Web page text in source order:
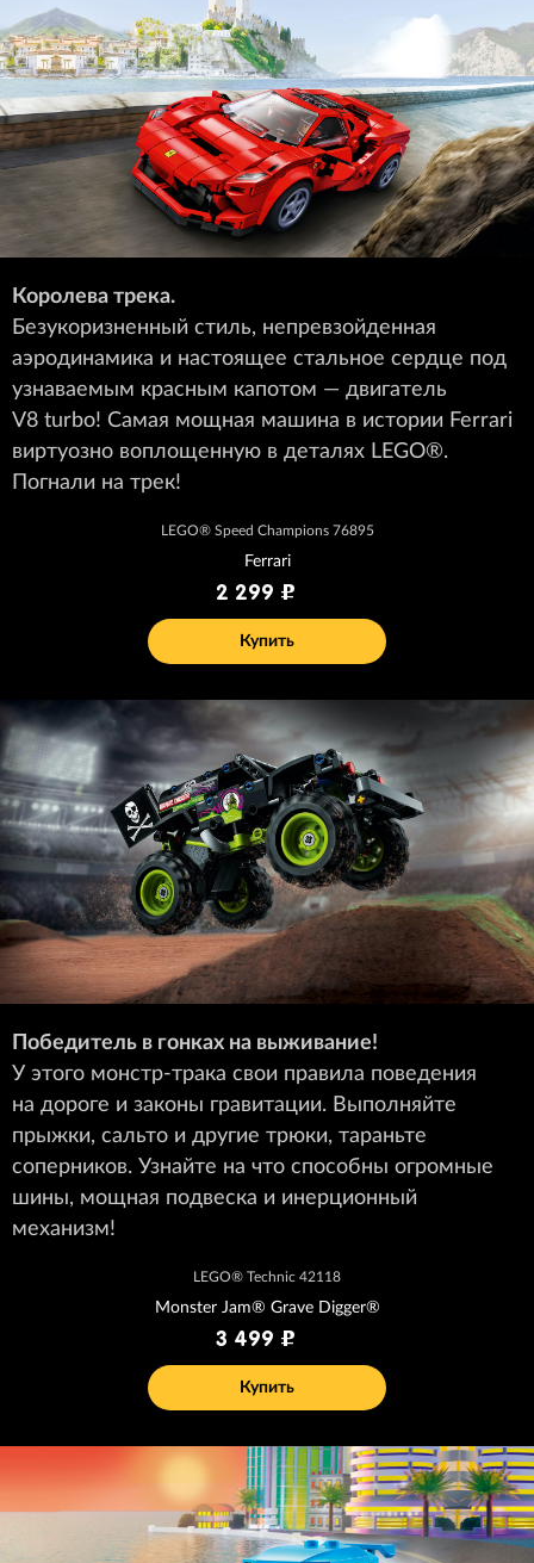
Королева трека.
Безукоризненный стиль, непревзойденная
аэродинамика и настоящее стальное сердце под
узнаваемым красным капотом — двигатель
V8 turbo! Самая мощная машина в истории Ferrari
виртуозно воплощенную в деталях LEGO®.
Погнали на трек!
LEGO® Speed Champions 76895
Ferrari
2 299
Купить
Победитель в гонках на выживание!
У этого монстр-трака свои правила поведения
на дороге и законы гравитации. Выполняйте
прыжки, сальто и другие трюки, тараньте
соперников. Узнайте на что способны огромные
шины, мощная подвеска и инерционный
механизм!
LEGO® Technic 42118
Monster Jam® Grave Digger®
3 499
Купить